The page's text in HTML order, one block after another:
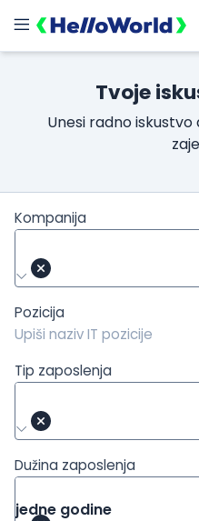
Tvoje
Unesi radno
Kompanija
Pozicija
Tip zaposlenja
Dužina zaposlenja
jedne godine
/kompanije/iskustvo/